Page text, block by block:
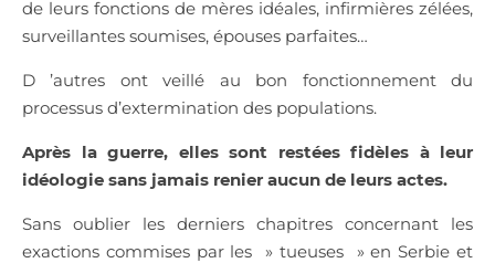
de leurs fonctions de mères idéales, infirmières zélées,
surveillantes soumises, épouses parfaites…
D ’autres ont veillé au bon fonctionnement du
processus d’extermination des populations.
Après la guerre, elles sont restées fidèles à leur
idéologie sans jamais renier aucun de leurs actes.
Sans oublier les derniers chapitres concernant les
exactions commises par les » tueuses » en Serbie et